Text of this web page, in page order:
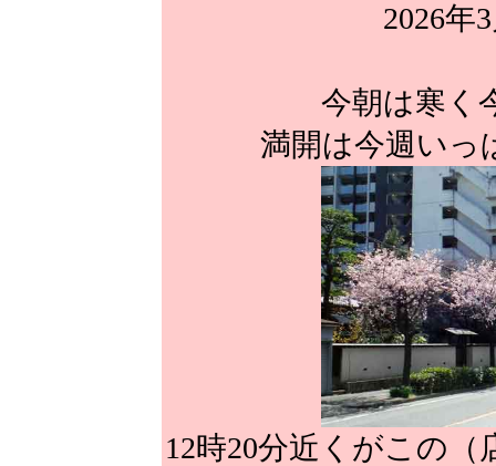
2026年
今朝は寒く
満開は今週いっ
12時20分近くがこの